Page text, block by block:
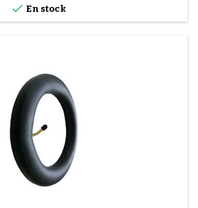
 En stock